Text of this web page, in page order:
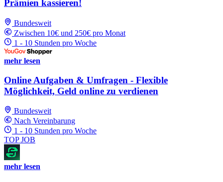
Prämien kassieren!
Bundesweit
Zwischen 10€ und 250€ pro Monat
1 - 10 Stunden pro Woche
mehr lesen
Online Aufgaben & Umfragen - Flexible
Möglichkeit, Geld online zu verdienen
Bundesweit
Nach Vereinbarung
1 - 10 Stunden pro Woche
TOP JOB
mehr lesen